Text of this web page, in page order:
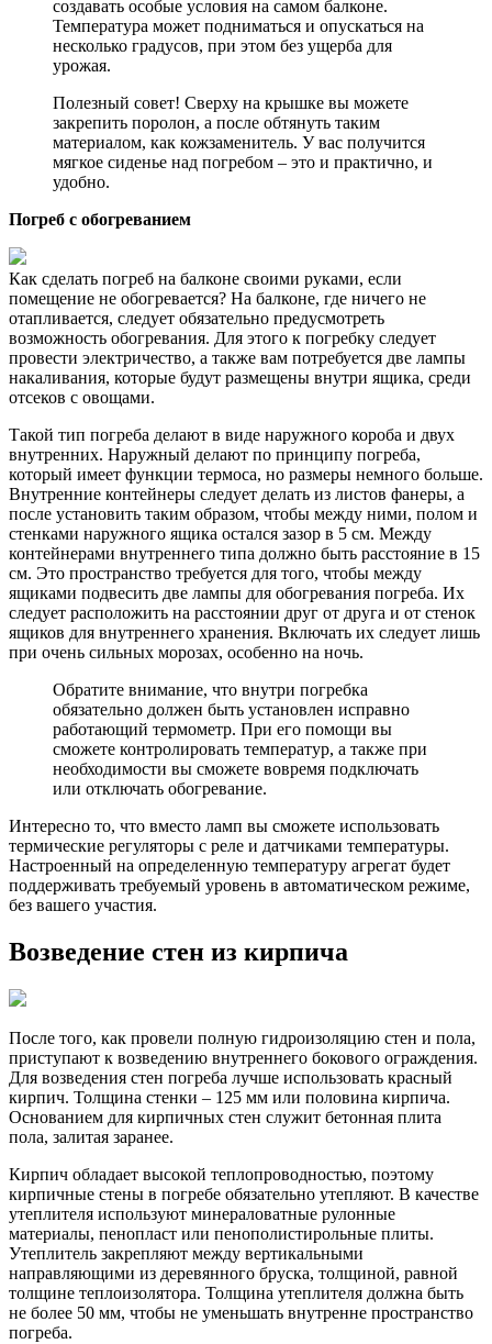
создавать особые условия на самом балконе.
Температура может подниматься и опускаться на
несколько градусов, при этом без ущерба для
урожая.
Полезный совет! Сверху на крышке вы можете
закрепить поролон, а после обтянуть таким
материалом, как кожзаменитель. У вас получится
мягкое сиденье над погребом – это и практично, и
удобно.
Погреб с обогреванием
Как сделать погреб на балконе своими руками, если
помещение не обогревается? На балконе, где ничего не
отапливается, следует обязательно предусмотреть
возможность обогревания. Для этого к погребку следует
провести электричество, а также вам потребуется две лампы
накаливания, которые будут размещены внутри ящика, среди
отсеков с овощами.
Такой тип погреба делают в виде наружного короба и двух
внутренних. Наружный делают по принципу погреба,
который имеет функции термоса, но размеры немного больше.
Внутренние контейнеры следует делать из листов фанеры, а
после установить таким образом, чтобы между ними, полом и
стенками наружного ящика остался зазор в 5 см. Между
контейнерами внутреннего типа должно быть расстояние в 15
см. Это пространство требуется для того, чтобы между
ящиками подвесить две лампы для обогревания погреба. Их
следует расположить на расстоянии друг от друга и от стенок
ящиков для внутреннего хранения. Включать их следует лишь
при очень сильных морозах, особенно на ночь.
Обратите внимание, что внутри погребка
обязательно должен быть установлен исправно
работающий термометр. При его помощи вы
сможете контролировать температур, а также при
необходимости вы сможете вовремя подключать
или отключать обогревание.
Интересно то, что вместо ламп вы сможете использовать
термические регуляторы с реле и датчиками температуры.
Настроенный на определенную температуру агрегат будет
поддерживать требуемый уровень в автоматическом режиме,
без вашего участия.
Возведение стен из кирпича
После того, как провели полную гидроизоляцию стен и пола,
приступают к возведению внутреннего бокового ограждения.
Для возведения стен погреба лучше использовать красный
кирпич. Толщина стенки – 125 мм или половина кирпича.
Основанием для кирпичных стен служит бетонная плита
пола, залитая заранее.
Кирпич обладает высокой теплопроводностью, поэтому
кирпичные стены в погребе обязательно утепляют. В качестве
утеплителя используют минераловатные рулонные
материалы, пенопласт или пенополистирольные плиты.
Утеплитель закрепляют между вертикальными
направляющими из деревянного бруска, толщиной, равной
толщине теплоизолятора. Толщина утеплителя должна быть
не более 50 мм, чтобы не уменьшать внутренне пространство
погреба.